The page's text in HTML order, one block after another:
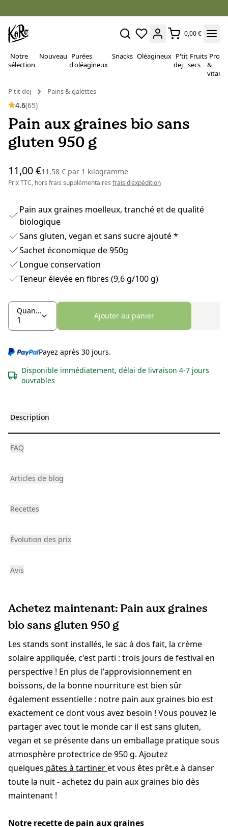
0,00 €
Notre
sélection
Nouveau Purées
d'oléagineux
Snacks Oléagineux P'tit
dej
Fruits
secs
&
P'tit dej
Pains & galettes
4.6(65)
Pain aux graines bio sans
gluten 950 g
11,00 €11,58 € par 1 kilogramme
Prix TTC, hors frais supplémentaires frais d'expédition
Pain aux graines moelleux, tranché et de qualité
biologique
Sans gluten, vegan et sans sucre ajouté *
Sachet économique de 950g
Longue conservation
Teneur élevée en fibres (9,6 g/100 g)
Quantité
Ajouter au panier
Payez après 30 jours.
Disponible immédiatement, délai de livraison 4-7 jours
ouvrables
Description
FAQ
Articles de blog
Recettes
Évolution des prix
Avis
Achetez maintenant: Pain aux graines
bio sans gluten 950 g
Les stands sont installés, le sac à dos fait, la crème
solaire appliquée, c'est parti : trois jours de festival en
perspective ! En plus de l'approvisionnement en
boissons, de la bonne nourriture est bien sûr
également essentielle : notre pain aux graines bio est
exactement ce dont vous avez besoin ! Vous pouvez le
partager avec tout le monde car il est sans gluten,
vegan et se présente dans un emballage pratique sous
atmosphère protectrice de 950 g. Ajoutez
quelques pâtes à tartineret vous êtes prêt.e à danser
toute la nuit - achetez du pain aux graines bio dès
maintenant !
Notre recette de pain aux graines